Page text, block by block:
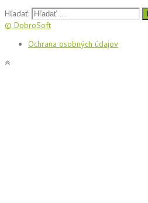
Hľadať:
© DobroSoft
Ochrana osobných údajov